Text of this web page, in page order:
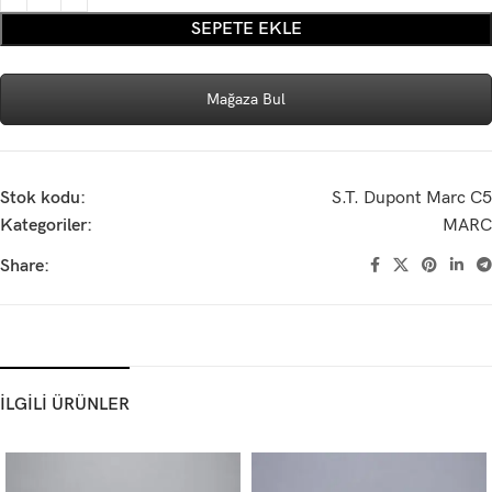
SEPETE EKLE
Mağaza Bul
Stok kodu:
S.T. Dupont Marc C5
Kategoriler:
MARC
Share:
İLGİLİ ÜRÜNLER